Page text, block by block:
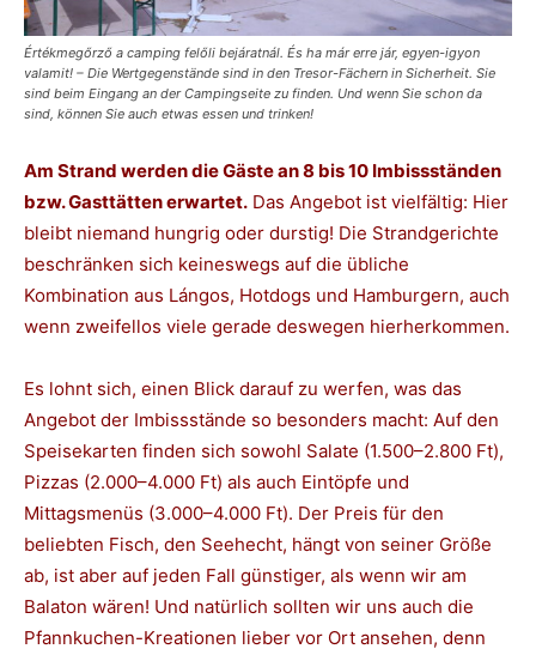
Értékmegőrző a camping felőli bejáratnál. És ha már erre jár, egyen-igyon
valamit! – Die Wertgegenstände sind in den Tresor-Fächern in Sicherheit. Sie
sind beim Eingang an der Campingseite zu finden. Und wenn Sie schon da
sind, können Sie auch etwas essen und trinken!
Am Strand werden die Gäste an 8 bis 10 Imbissständen
bzw. Gasttätten erwartet. Das Angebot ist vielfältig: Hier
bleibt niemand hungrig oder durstig! Die Strandgerichte
beschränken sich keineswegs auf die übliche
Kombination aus Lángos, Hotdogs und Hamburgern, auch
wenn zweifellos viele gerade deswegen hierherkommen.
Es lohnt sich, einen Blick darauf zu werfen, was das
Angebot der Imbissstände so besonders macht: Auf den
Speisekarten finden sich sowohl Salate (1.500–2.800 Ft),
Pizzas (2.000–4.000 Ft) als auch Eintöpfe und
Mittagsmenüs (3.000–4.000 Ft). Der Preis für den
beliebten Fisch, den Seehecht, hängt von seiner Größe
ab, ist aber auf jeden Fall günstiger, als wenn wir am
Balaton wären! Und natürlich sollten wir uns auch die
Pfannkuchen-Kreationen lieber vor Ort ansehen, denn